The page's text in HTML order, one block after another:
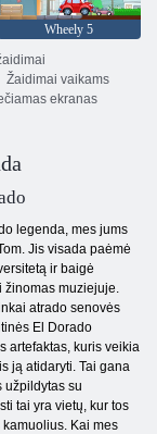
Wheely 5
Žaidimai vaikams
ekranas
legenda, mes jums
Jis visada paėmė
ir baigė
žinomas muziejuje.
atrado senovės
El Dorado
artefaktas, kuris veikia
ją atidaryti. Tai gana
užpildytas su
tai yra vietų, kur tos
Kai mes